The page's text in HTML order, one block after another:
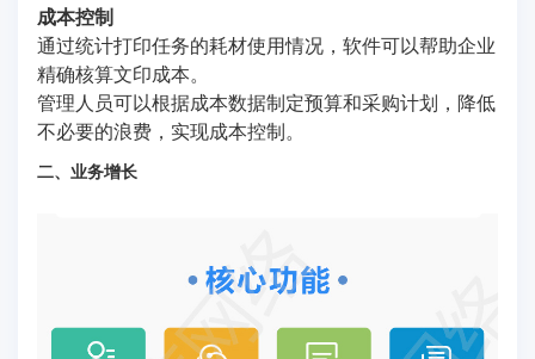
成本控制
通过统计打印任务的耗材使用情况，软件可以帮助企业
精确核算文印成本。
管理人员可以根据成本数据制定预算和采购计划，降低
不必要的浪费，实现成本控制。
二、业务增长